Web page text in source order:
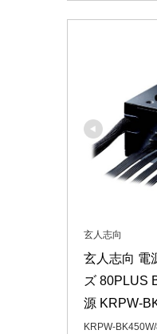
玄人志向
玄人志向 電
ズ 80PLUS
源 KRPW-
KRPW-